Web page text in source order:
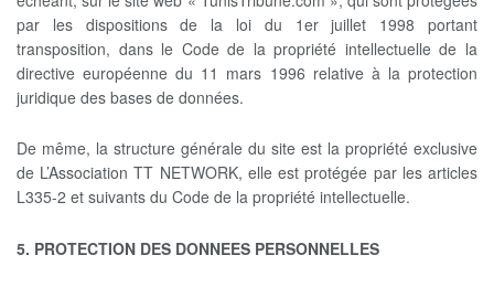
par les dispositions de la loi du 1er juillet 1998 portant
transposition, dans le Code de la propriété intellectuelle de la
directive européenne du 11 mars 1996 relative à la protection
juridique des bases de données.
De même, la structure générale du site est la propriété exclusive
de L’Association TT NETWORK, elle est protégée par les articles
L335-2 et suivants du Code de la propriété intellectuelle.
5. PROTECTION DES DONNEES PERSONNELLES